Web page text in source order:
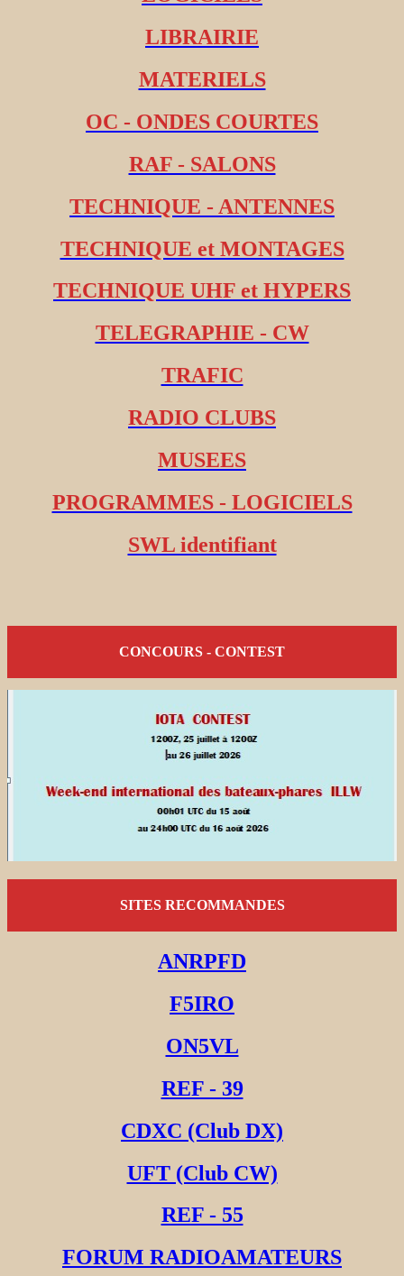
LIBRAIRIE
MATERIELS
OC - ONDES COURTES
RAF - SALONS
TECHNIQUE - ANTENNES
TECHNIQUE et MONTAGES
TECHNIQUE UHF et HYPERS
TELEGRAPHIE - CW
TRAFIC
RADIO CLUBS
MUSEES
PROGRAMMES - LOGICIELS
SWL identifiant
CONCOURS - CONTEST
SITES RECOMMANDES
ANRPFD
F5IRO
ON5VL
REF - 39
CDXC (Club DX)
UFT (Club CW)
REF - 55
FORUM RADIOAMATEURS